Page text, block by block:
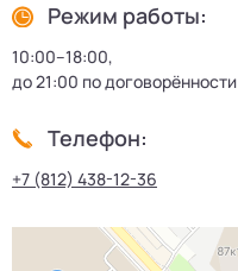
Режим работы:
10:00–18:00,
до 21:00 по договорённости
Телефон:
+7 (812) 438-12-36